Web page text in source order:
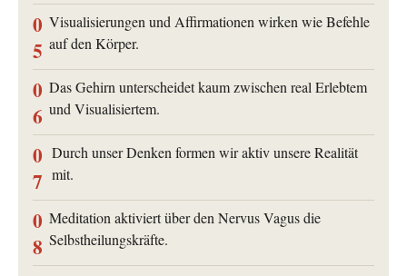
0
5
Visualisierungen und Affirmationen wirken wie Befehle
auf den Körper.
0
6
Das Gehirn unterscheidet kaum zwischen real Erlebtem
und Visualisiertem.
0
7
Durch unser Denken formen wir aktiv unsere Realität
mit.
0
8
Meditation aktiviert über den Nervus Vagus die
Selbstheilungskräfte.